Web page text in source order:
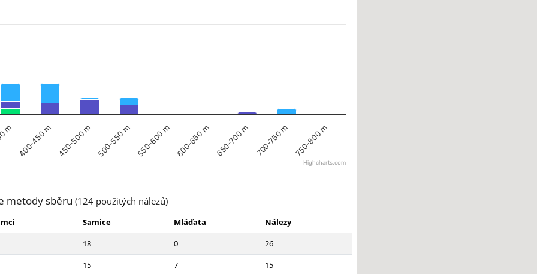
m 400-450 m 450-500 m 500-550 m 550-600 m 600-650 m 650-700 m 700-750 m 750-800 m
Highcharts.com
metody sběru(124 použitých nálezů)
Samice Mláďata
Nálezy
18 0
26
15 7 15